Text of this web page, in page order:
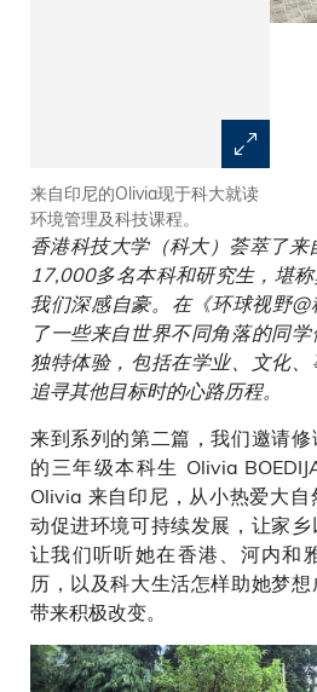
来自印尼的Olivia现于科大就读
环境管理及科技课程。
南
香港科技大学（科大）荟萃了
17,000多名本科和研究生，堪
我们深感自豪。在《环球视野
了一些来自世界不同角落的同
独特体验，包括在学业、文化
追寻其他目标时的心路历程。
来到系列的第二篇，我们邀请修
的三年级本科生 Olivia
Olivia 来自印尼，从小热爱大
动促进环境可持续发展，让家乡
让我们听听她在香港、河内和
历，以及科大生活怎样助她梦
带来积极改变。